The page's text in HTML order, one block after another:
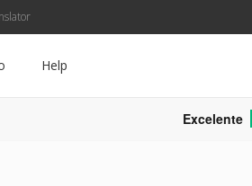
Help
Excelente